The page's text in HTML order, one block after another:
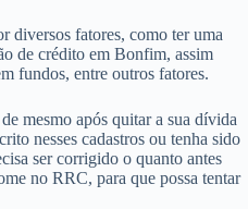
diversos fatores, como ter uma
de crédito em Bonfim, assim
fundos, entre outros fatores.
mesmo após quitar a sua dívida
nesses cadastros ou tenha sido
ser corrigido o quanto antes
no RRC, para que possa tentar